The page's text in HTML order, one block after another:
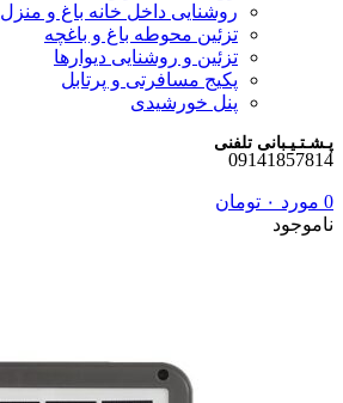
روشنایی داخل خانه باغ و منزل
تزئین محوطه باغ و باغچه
تزئین و روشنایی دیوارها
پکیج مسافرتی و پرتابل
پنل خورشیدی
پـشـتـیـبانی تلفنی
09141857814
0 مورد ۰ تومان
ناموجود